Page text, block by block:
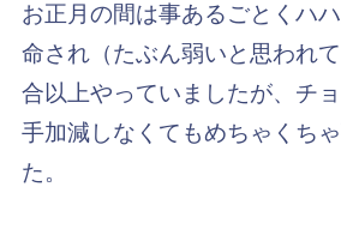
お正月の間は事あるごとくハ
命され（たぶん弱いと思われ
合以上やっていましたが、チ
手加減しなくてもめちゃくち
た。